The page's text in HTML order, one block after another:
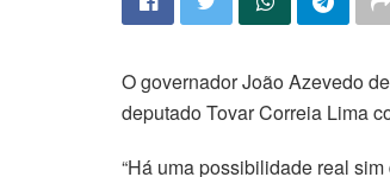
O governador João Azevedo
deputado Tovar Correia Lima
“Há uma possibilidade real